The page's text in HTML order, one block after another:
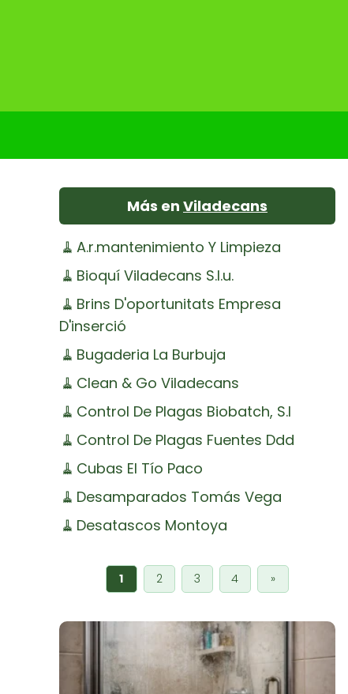
Más en Viladecans
🧹 A.r.mantenimiento Y Limpieza
🧹 Bioquí Viladecans S.l.u.
🧹 Brins D'oportunitats Empresa
D'inserció
🧹 Bugaderia La Burbuja
🧹 Clean & Go Viladecans
🧹 Control De Plagas Biobatch, S.l
🧹 Control De Plagas Fuentes Ddd
🧹 Cubas El Tío Paco
🧹 Desamparados Tomás Vega
🧹 Desatascos Montoya
1 2 3 4 »